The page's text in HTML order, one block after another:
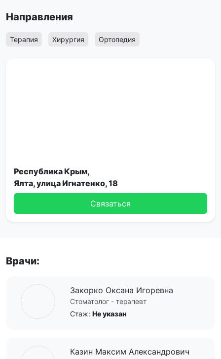
Направления
Терапия Хирургия Ортопедия
Республика Крым,
Ялта, улица Игнатенко, 18
Связаться
Врачи:
Закорко Оксана Игоревна
Стоматолог - терапевт
Стаж: Не указан
Казин Максим Александрович